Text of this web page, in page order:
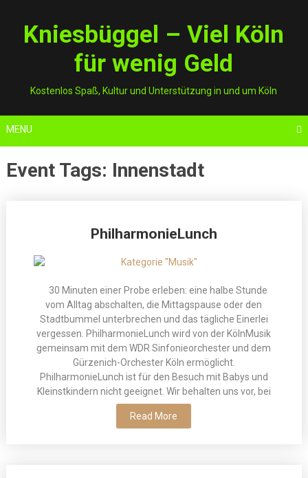
contentKniesbüggel – Viel Köln
für wenig Geld
Kostenlos Spaß, Kultur und Unterstützung in und um Köln
MENU
Event Tags: Innenstadt
PhilharmonieLunch
30 Minuten einer Probe erleben: eine halbe Stunde
vom Alltag abschalten, die Mittagspause oder den
Stadtbummel unterbrechen und das tägliche Einerlei
vergessen. PhilharmonieLunch wird von der KölnMusik
gemeinsam mit dem WDR Sinfonieorchester und dem
Gürzenich-Orchester Köln ermöglicht.
PhilharmonieLunch ist für den Besuch mit Babys und
Kleinstkindern nicht geeignet. Wir behalten uns vor, bei
Read More